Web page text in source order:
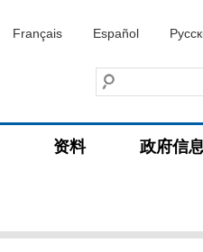
Français Español
资料 政府信